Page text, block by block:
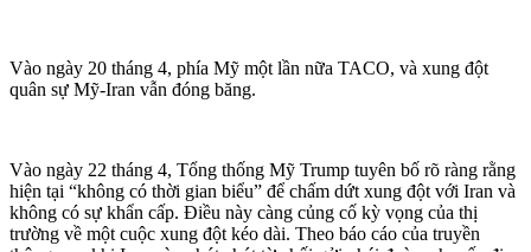
Vào ngày 20 tháng 4, phía Mỹ một lần nữa TACO, và xung đột
quân sự Mỹ-Iran vẫn đóng băng.
Vào ngày 22 tháng 4, Tổng thống Mỹ Trump tuyên bố rõ ràng rằng
hiện tại “không có thời gian biểu” để chấm dứt xung đột với Iran và
không có sự khẩn cấp. Điều này càng củng cố kỳ vọng của thị
trường về một cuộc xung đột kéo dài. Theo báo cáo của truyền